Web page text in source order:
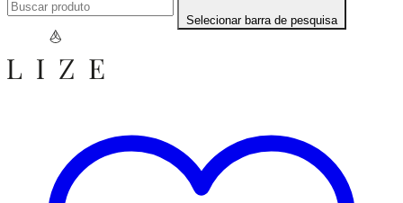
Selecionar barra de pesquisa